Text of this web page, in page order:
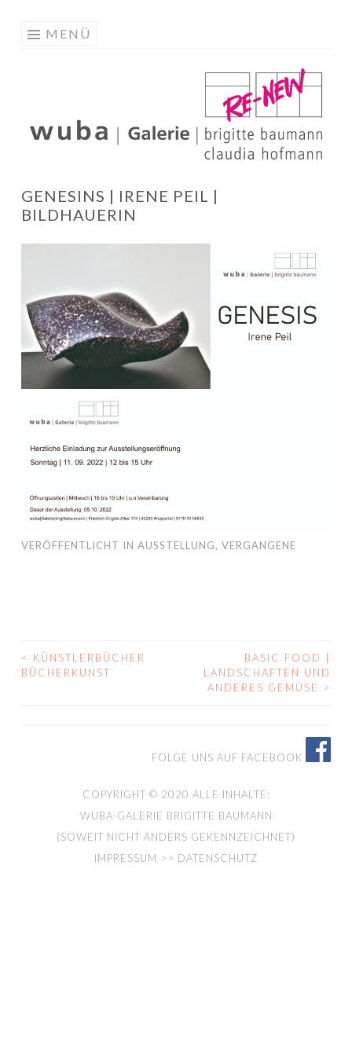
SpringeMENÜ
GENESINS | IRENE PEIL |
BILDHAUERIN
VERÖFFENTLICHT IN AUSSTELLUNG, VERGANGENE
BEITRAGS-
<
KÜNSTLERBÜCHER
BÜCHERKUNST
BASIC FOOD |
LANDSCHAFTEN UND
ANDERES GEMÜSE
>
FOLGE UNS AUF FACEBOOK
COPYRIGHT © 2020 ALLE INHALTE:
WUBA-GALERIE BRIGITTE BAUMANN
(SOWEIT NICHT ANDERS GEKENNZEICHNET)
IMPRESSUM >> DATENSCHUTZ